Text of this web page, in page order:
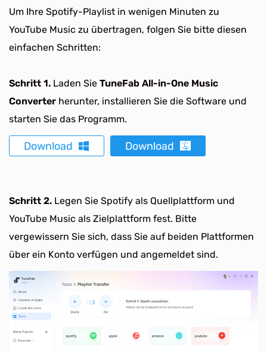
Um Ihre Spotify-Playlist in wenigen Minuten zu
YouTube Music zu übertragen, folgen Sie bitte diesen
einfachen Schritten:
Schritt 1. Laden Sie TuneFab All-in-One Music
Converter herunter, installieren Sie die Software und
starten Sie das Programm.
Download Download
Schritt 2. Legen Sie Spotify als Quellplattform und
YouTube Music als Zielplattform fest. Bitte
vergewissern Sie sich, dass Sie auf beiden Plattformen
über ein Konto verfügen und angemeldet sind.